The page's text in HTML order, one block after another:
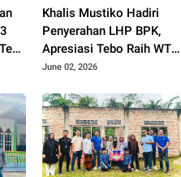
Khalis Mustiko Hadiri
Penyerahan LHP BPK,
Apresiasi Tebo Raih WTP
ke 11
June 02, 2026